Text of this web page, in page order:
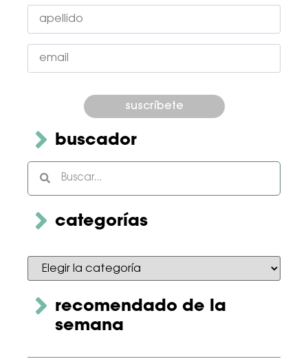
campo
vacío.buscador
categorías
recomendado de la
semana